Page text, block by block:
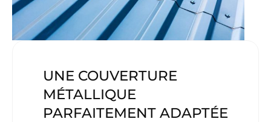
UNE COUVERTURE
MÉTALLIQUE
PARFAITEMENT ADAPTÉE